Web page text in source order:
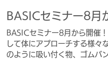
BASICセミナー8月
BASICセミナー8月から開催
して体にアプローチする様々
のように吸い付く物、ゴムバ